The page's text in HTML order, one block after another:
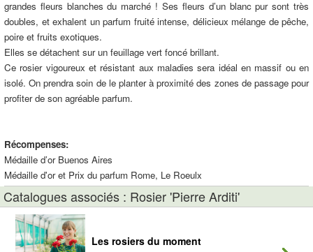
grandes fleurs blanches du marché ! Ses fleurs d’un blanc pur sont très
doubles, et exhalent un parfum fruité intense, délicieux mélange de pêche,
poire et fruits exotiques.
Elles se détachent sur un feuillage vert foncé brillant.
Ce rosier vigoureux et résistant aux maladies sera idéal en massif ou en
isolé. On prendra soin de le planter à proximité des zones de passage pour
profiter de son agréable parfum.
Récompenses:
Médaille d’or Buenos Aires
Médaille d'or et Prix du parfum Rome, Le Roeulx
Catalogues associés : Rosier 'Pierre Arditi'
Les rosiers du moment